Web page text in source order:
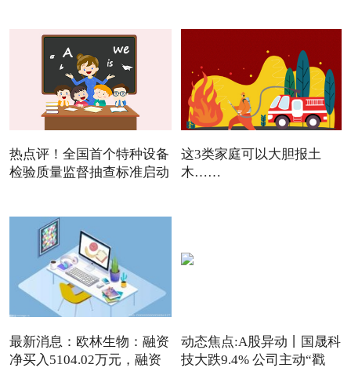
热点评！全国首个特种设备
检验质量监督抽查标准启动
这3类家庭可以大胆报土
木……
最新消息：欧林生物：融资
净买入5104.02万元，融资
动态焦点:A股异动丨国晟科
技大跌9.4% 公司主动“戳